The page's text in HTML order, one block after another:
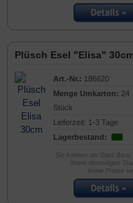
Plüsch Esel "Elisa"
Art.-Nr.: 186620
Menge Umkarton: 24
Stück
Lieferzeit: 1-3 Tage
Lagerbestand:
Sie können als Gast
Ihrem derzeitigen
keine Preise